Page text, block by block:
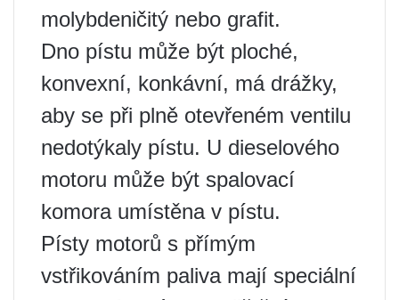
molybdeničitý nebo grafit.
Dno pístu může být ploché,
konvexní, konkávní, má drážky,
aby se při plně otevřeném ventilu
nedotýkaly pístu. U dieselového
motoru může být spalovací
komora umístěna v pístu.
Písty motorů s přímým
vstřikováním paliva mají speciální